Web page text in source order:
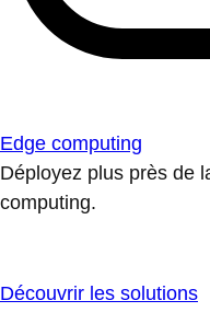
Edge computing
Déployez plus près de
computing.
Découvrir les solutions